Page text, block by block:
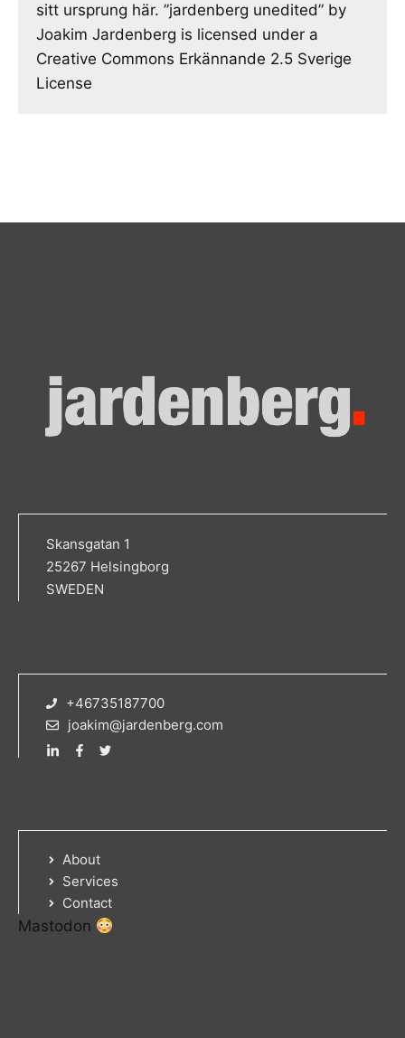
sitt ursprung här. ”jardenberg unedited” by
Joakim Jardenberg is licensed under a
Creative Commons Erkännande 2.5 Sverige
License
Skansgatan 1
25267 Helsingborg
SWEDEN
+46735187700
joakim@jardenberg.com
About
Services
Contact
Mastodon